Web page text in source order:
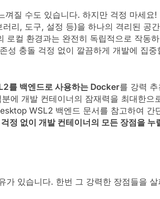
질 수도 있습니다. 하지만 걱정 마세요!
리, 도구, 설정 등)을 하나의 격리된 공
로컬 환경과는 완전히 독립적으로 작동
성 충돌 걱정 없이 깔끔하게 개발에 집중
를 백엔드로 사용하는 Docker를 강력 추
에 개발 컨테이너의 잠재력을 최대한으
WSL2 백엔드 문서를 참고하여 간
정 없이 개발 컨테이너의 모든 장점을 누
가 있습니다. 한번 그 강력한 장점들을 살